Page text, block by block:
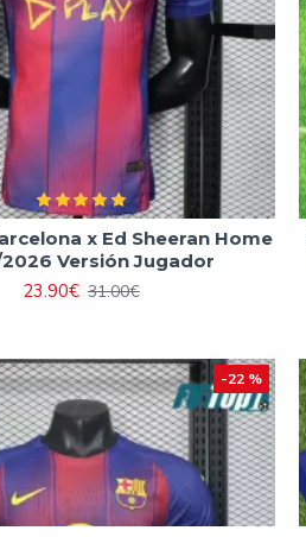
x Ed Sheeran Home
Versión Jugador
23.90€ 31.00€
-22 %